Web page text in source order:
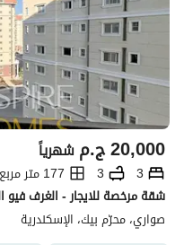
ج.م20,000 شهرياً
3
3
177 متر مربع
شقة مرخصة للايجار - الغرف فيو
صواري، محرّم بيك، الإسكندرية